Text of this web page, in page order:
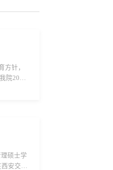
方针，
院2026
硕士学
安交通